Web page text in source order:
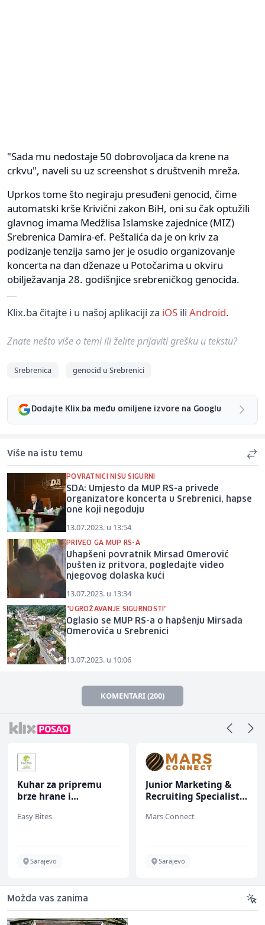
"Sada mu nedostaje 50 dobrovoljaca da krene na
crkvu", naveli su uz screenshot s društvenih mreža.
Uprkos tome što negiraju presuđeni genocid, čime
automatski krše Krivični zakon BiH, oni su čak optužili
glavnog imama Medžlisa Islamske zajednice (MIZ)
Srebrenica Damira-ef. Peštalića da je on kriv za
podizanje tenzija samo jer je osudio organizovanje
koncerta na dan dženaze u Potočarima u okviru
obilježavanja 28. godišnjice srebreničkog genocida.
Klix.ba čitajte i u našoj aplikaciji za iOS ili Android.
Znate nešto više o temi ili želite prijaviti grešku u tekstu?
Srebrenica genocid u Srebrenici
Dodajte Klix.ba među omiljene izvore na Googlu
Više na istu temu
POVRATNICI NISU SIGURNI
SDA: Umjesto da MUP RS-a privede
organizatore koncerta u Srebrenici, hapse
one koji negoduju
13.07.2023. u 13:54
PRIVEO GA MUP RS-A
Uhapšeni povratnik Mirsad Omerović
pušten iz pritvora, pogledajte video
njegovog dolaska kući
13.07.2023. u 13:34
"UGROŽAVANJE SIGURNOSTI"
Oglasio se MUP RS-a o hapšenju Mirsada
Omerovića u Srebrenici
13.07.2023. u 10:06
KOMENTARI (200)
Kuhar za pripremu
brze hrane i
ž)
Easy Bites
Sarajevo
Junior Marketing &
Recruiting Specialist
Mars Connect
Sarajevo
Možda vas zanima